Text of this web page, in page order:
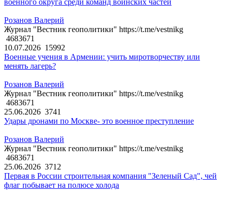
военного округа среди команд воинских частей
Розанов Валерий
Журнал "Вестник геополитики" https://t.me/vestnikg
4683671
10.07.2026 15992
Военные учения в Армении: учить миротворчеству или
менять лагерь?
Розанов Валерий
Журнал "Вестник геополитики" https://t.me/vestnikg
4683671
25.06.2026 3741
Удары дронами по Москве- это военное преступление
Розанов Валерий
Журнал "Вестник геополитики" https://t.me/vestnikg
4683671
25.06.2026 3712
Первая в России строительная компания "Зеленый Сад", чей
флаг побывает на полюсе холода